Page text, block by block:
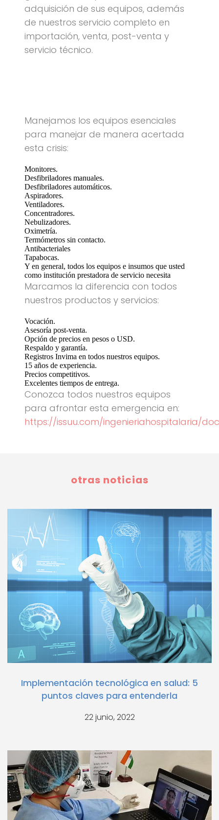
adquisición de sus equipos, además
de nuestros servicio completo en
importación, venta, post-venta y
servicio técnico.
Manejamos los equipos esenciales
para manejar de manera acertada
esta crisis:
Monitores.
Desfibriladores manuales.
Desfibriladores automáticos.
Aspiradores.
Ventiladores.
Concentradores.
Nebulizadores.
Oximetría.
Termómetros sin contacto.
Antibacteriales
Tapabocas.
Y en general, todos los equipos e insumos que usted
como institución prestadora de servicio necesita
Marcamos la diferencia con todos
nuestros productos y servicios:
Vocación.
Asesoría post-venta.
Opción de precios en pesos o USD.
Respaldo y garantía.
Registros Invima en todos nuestros equipos.
15 años de experiencia.
Precios competitivos.
Excelentes tiempos de entrega.
Conozca todos nuestros equipos
para afrontar esta emergencia en:
https://issuu.com/ingenieriahospitalaria/
otras noticias
Implementación tecnológica en salud: 5
puntos claves para entenderla
22 junio, 2022